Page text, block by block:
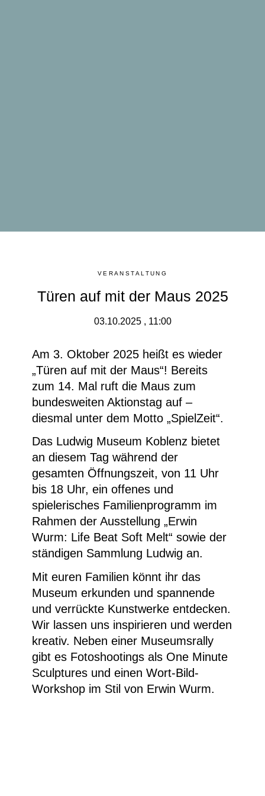
VERANSTALTUNG
Türen auf mit der Maus 2025
03.10.2025 , 11:00
Am 3. Oktober 2025 heißt es wieder
„Türen auf mit der Maus“! Bereits
zum 14. Mal ruft die Maus zum
bundesweiten Aktionstag auf –
diesmal unter dem Motto „SpielZeit“.
Das Ludwig Museum Koblenz bietet
an diesem Tag während der
gesamten Öffnungszeit, von 11 Uhr
bis 18 Uhr, ein offenes und
spielerisches Familienprogramm im
Rahmen der Ausstellung „Erwin
Wurm: Life Beat Soft Melt“ sowie der
ständigen Sammlung Ludwig an.
Mit euren Familien könnt ihr das
Museum erkunden und spannende
und verrückte Kunstwerke entdecken.
Wir lassen uns inspirieren und werden
kreativ. Neben einer Museumsrally
gibt es Fotoshootings als One Minute
Sculptures und einen Wort-Bild-
Workshop im Stil von Erwin Wurm.